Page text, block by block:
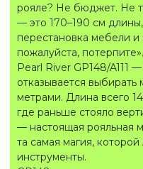
рояле? Не бюджет. Не
— это 170–190 см
перестановка мебели
пожалуйста, потерпите».
Pearl River GP148/A111
отказывается
метрами. Длина всего
где раньше стояло
— настоящая рояльная
та самая магия,
инструменты.